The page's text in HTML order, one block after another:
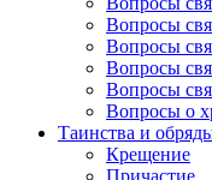
Вопросы
Вопросы
Вопросы
Вопросы
Вопросы о
Таинства и
Крещение